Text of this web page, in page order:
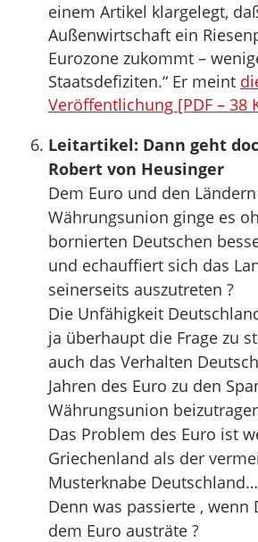
einem Artikel klargelegt,
Außenwirtschaft ein
Eurozone zukommt –
Staatsdefiziten.“ Er meint
Veröffentlichung [PDF – 38
Leitartikel: Dann geht
Robert von Heusinger
Dem Euro und den
Währungsunion ginge es
bornierten Deutschen
und echauffiert sich das
seinerseits auszutreten ?
Die Unfähigkeit
ja überhaupt die Frage zu
auch das Verhalten
Jahren des Euro zu den
Währungsunion
Das Problem des Euro ist
Griechenland als der
Musterknabe
Denn was passierte , wenn
dem Euro austräte ?